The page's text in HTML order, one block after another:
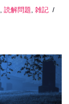
, 読解問題, 雑記